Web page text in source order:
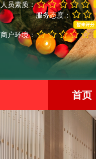
人员素质：
服务态度：
暂未评分
商户环境：
首页